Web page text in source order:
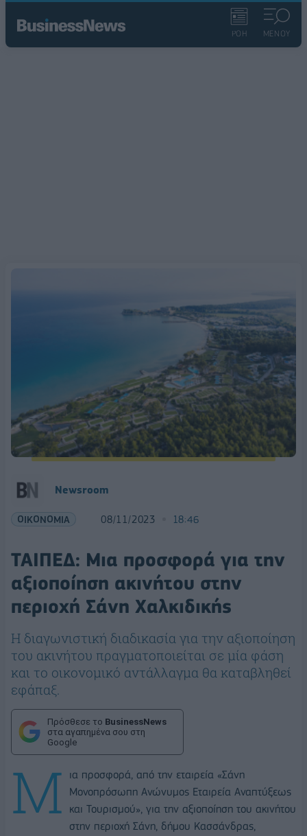
ΡΟΗ ΜΕΝΟΥ
Newsroom
ΟΙΚΟΝΟΜΙΑ 08/11/2023 18:46
ΤΑΙΠΕΔ: Μια προσφορά για την
αξιοποίηση ακινήτου στην
περιοχή Σάνη Χαλκιδικής
Η διαγωνιστική διαδικασία για την αξιοποίηση
του ακινήτου πραγματοποιείται σε μία φάση
και το οικονομικό αντάλλαγμα θα καταβληθεί
εφάπαξ.
Πρόσθεσε το BusinessNews
στα αγαπημένα σου στη
Google
Μ
ια προσφορά, από την εταιρεία «Σάνη
Μονοπρόσωπη Ανώνυμος Εταιρεία Αναπτύξεως
και Τουρισμού», για την αξιοποίηση του ακινήτου
στην περιοχή Σάνη, δήμου Κασσάνδρας,